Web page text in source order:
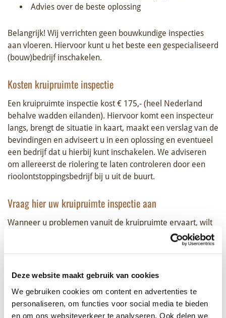
Deze website maakt gebruik van cookies
We gebruiken cookies om content en advertenties te
personaliseren, om functies voor social media te bieden
en om ons websiteverkeer te analyseren. Ook delen we
Advies over de beste oplossing
Belangrijk! Wij verrichten geen bouwkundige inspecties
aan vloeren. Hiervoor kunt u het beste een gespecialiseerd
(bouw)bedrijf inschakelen.
Kosten kruipruimte inspectie
Een kruipruimte inspectie kost € 175,- (heel Nederland
behalve wadden eilanden). Hiervoor komt een inspecteur
langs, brengt de situatie in kaart, maakt een verslag van de
bevindingen en adviseert u in een oplossing en eventueel
een bedrijf dat u hierbij kunt inschakelen. We adviseren
om allereerst de riolering te laten controleren door een
rioolontstoppingsbedrijf bij u uit de buurt.
Vraag hier uw kruipruimte inspectie aan
Wanneer u problemen vanuit de kruipruimte ervaart, wilt
u dat hier zo spoedig mogelijk actie op ondernomen kan
worden. Vul onderstaande gegevens in en wij nemen
Man
Vrouw